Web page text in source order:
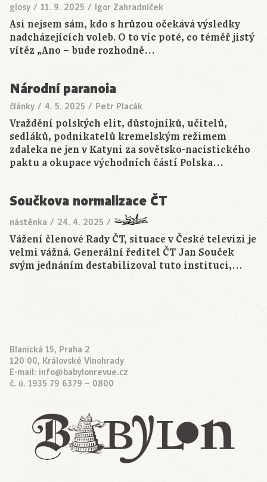
glosy / 11. 9. 2025 / Igor Zahradníček
Asi nejsem sám, kdo s hrůzou očekává výsledky
nadcházejících voleb. O to víc poté, co téměř jistý
vítěz „Ano – bude rozhodně…
Národní paranoia
články / 4. 5. 2025 / Petr Placák
Vraždění polských elit, důstojníků, učitelů,
sedláků, podnikatelů kremelským režimem
zdaleka ne jen v Katyni za sovětsko-nacistického
paktu a okupace východních částí Polska…
Součkova normalizace ČT
nástěnka / 24. 4. 2025 /
Vážení členové Rady ČT, situace v České televizi je
velmi vážná. Generální ředitel ČT Jan Souček
svým jednáním destabilizoval tuto instituci,…
Blanická 15, Praha 2
120 00, Královské Vinohrady
E-mail: info@babylonrevue.cz
č. ú. 1935 79 6379 – 0800